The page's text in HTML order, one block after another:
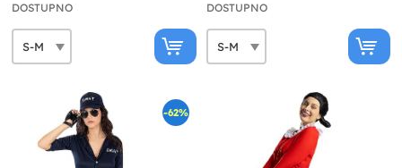
DOSTUPNO DOSTUPNO
-62%